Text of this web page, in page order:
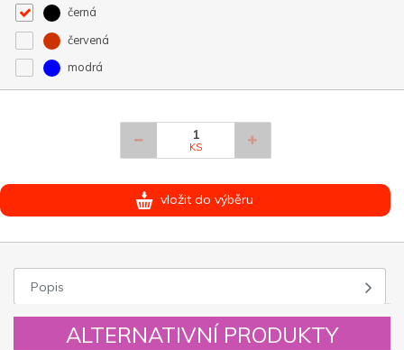
černá
červená
modrá
KS
vložit do výběru
Popis
ALTERNATIVNÍ PRODUKTY